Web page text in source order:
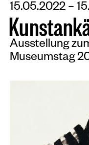
15.05.2022 –
Kunstank
Ausstellung
Museumstag